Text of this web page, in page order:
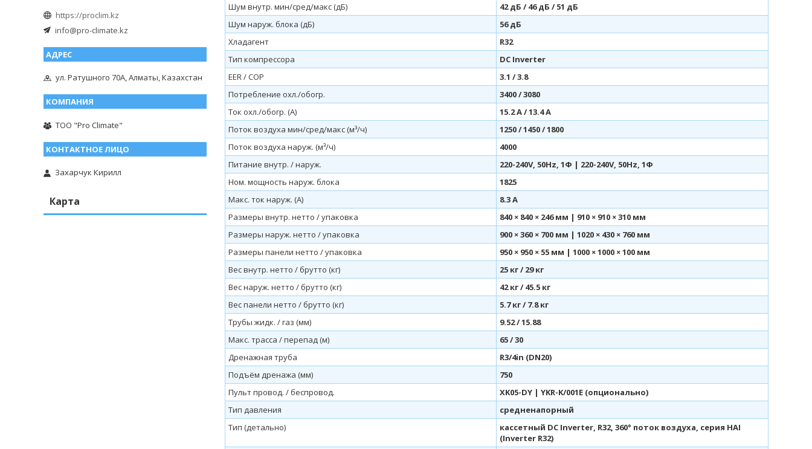
Шум внутр. мин/сред/макс (дБ)
42 дБ / 46 дБ / 51 дБ
Шум наруж. блока (дБ)
56 дБ
Хладагент
R32
Тип компрессора
DC Inverter
EER / COP
3.1 / 3.8
Потребление охл./обогр.
3400 / 3080
Ток охл./обогр. (А)
15.2 А / 13.4 А
Поток воздуха мин/сред/макс (м³/ч)
1250 / 1450 / 1800
Поток воздуха наруж. (м³/ч)
4000
Питание внутр. / наруж.
220-240V, 50Hz, 1Ф | 220-240V, 50Hz, 1Ф
Ном. мощность наруж. блока
1825
Макс. ток наруж. (А)
8.3 А
Размеры внутр. нетто / упаковка
840 × 840 × 246 мм | 910 × 910 × 310 мм
Размеры наруж. нетто / упаковка
900 × 360 × 700 мм | 1020 × 430 × 760 мм
Размеры панели нетто / упаковка
950 × 950 × 55 мм | 1000 × 1000 × 100 мм
Вес внутр. нетто / брутто (кг)
25 кг / 29 кг
Вес наруж. нетто / брутто (кг)
42 кг / 45.5 кг
Вес панели нетто / брутто (кг)
5.7 кг / 7.8 кг
Трубы жидк. / газ (мм)
9.52 / 15.88
Макс. трасса / перепад (м)
65 / 30
Дренажная труба
R3/4in (DN20)
Подъём дренажа (мм)
750
Пульт провод. / беспровод.
XK05-DY | YKR-K/001E (опционально)
Тип давления
средненапорный
Тип (детально)
кассетный DC Inverter, R32, 360° поток воздуха, серия HAI
(Inverter R32)
https://proclim.kz
info@pro-climate.kz
ул. Ратушного 70А, Алматы, Казахстан
ТОО "Pro Climate"
Захарчук Кирилл
Карта